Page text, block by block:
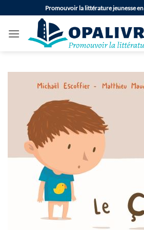
au
contenu
Promouvoir la littérature jeunesse